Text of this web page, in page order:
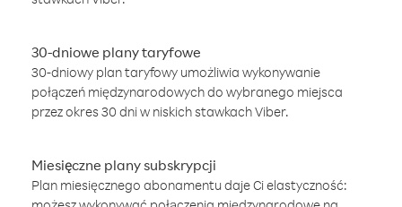
30-dniowe plany taryfowe
30-dniowy plan taryfowy umożliwia wykonywanie
połączeń międzynarodowych do wybranego miejsca
przez okres 30 dni w niskich stawkach Viber.
Miesięczne plany subskrypcji
Plan miesięcznego abonamentu daje Ci elastyczność: